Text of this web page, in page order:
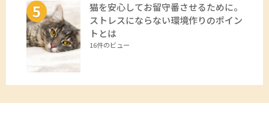
猫を安心してお留守番させるために。
ストレスにならない環境作りのポイン
トとは
16件のビュー